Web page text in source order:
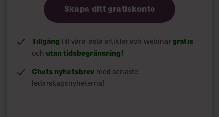
Skapa ditt gratiskonto
Tillgångtill våra låsta artiklar och webinargratis
och utan tidsbegränsning!
Chefs nyhetsbrev med senaste
ledarskapsnyheterna!